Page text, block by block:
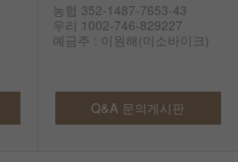
농협 352-1487-7653-43
우리 1002-746-829227
예금주 : 이원해(미소바이크)
Q&A 문의게시판